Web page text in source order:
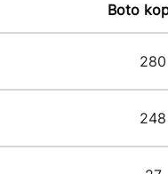
Boto
280
248